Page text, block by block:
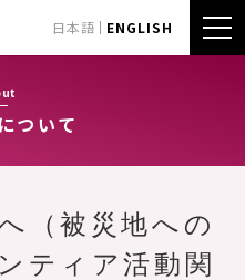
日本語 ENGLISH
ついて
（被災地への
ティア活動関